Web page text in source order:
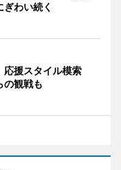
わい続く
応援スタイル模索
の観戦も